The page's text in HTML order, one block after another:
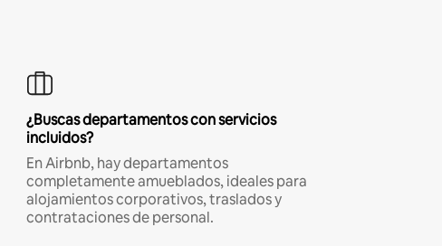
¿Buscas departamentos con servicios
incluidos?
En Airbnb, hay departamentos
completamente amueblados, ideales para
alojamientos corporativos, traslados y
contrataciones de personal.